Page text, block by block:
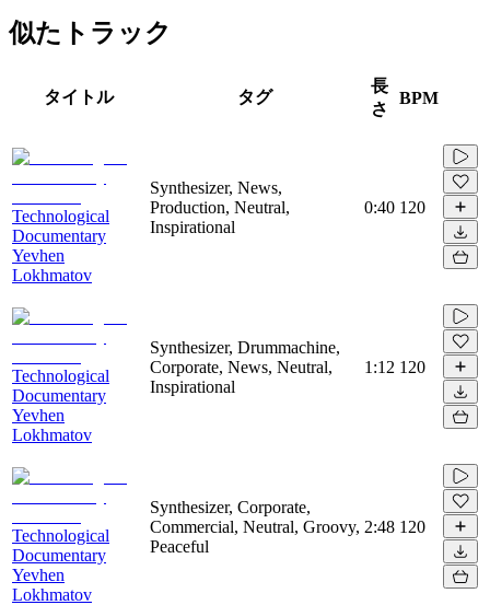
似たトラック
タイトル タグ
長
さ
BPM
Technological
Documentary
Yevhen
Lokhmatov
Synthesizer, News,
Production, Neutral,
Inspirational
0:40 120
Technological
Documentary
Yevhen
Lokhmatov
Synthesizer, Drummachine,
Corporate, News, Neutral,
Inspirational
1:12 120
Technological
Documentary
Yevhen
Lokhmatov
Synthesizer, Corporate,
Commercial, Neutral, Groovy,
Peaceful
2:48 120